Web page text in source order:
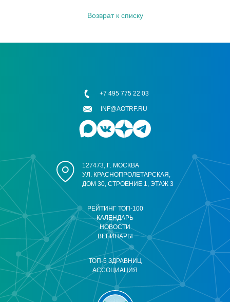
Возврат к списку
РЕЙТИНГ ТОП-100
КАЛЕНДАРЬ
НОВОСТИ
ВЕБИНАРЫ
ТОП-5 ЗДРАВНИЦ
АССОЦИАЦИЯ
127473, Г. МОСКВА
УЛ. КРАСНОПРОЛЕТАРСКАЯ,
ДОМ 30, СТРОЕНИЕ 1, ЭТАЖ 3
+7 495 775 22 03
INF@AOTRF.RU